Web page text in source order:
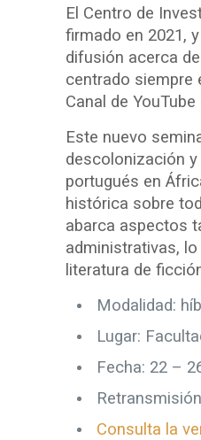
El Centro de
firmado en 2021,
difusión acerca
centrado siempre
Canal de
Este nuevo
descolonización
portugués en
histórica sobre
abarca aspectos
administrativas,
literatura de
Modalidad:
Lugar:
Fecha: 22 –
Consulta la